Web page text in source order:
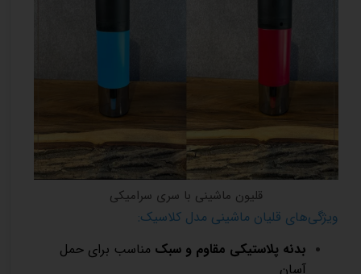
قلیون ماشینی با سری سرامیکی
ویژگی‌های قلیان ماشینی مدل کلاسیک:
بدنه پلاستیکی مقاوم و سبک مناسب برای حمل
آسان